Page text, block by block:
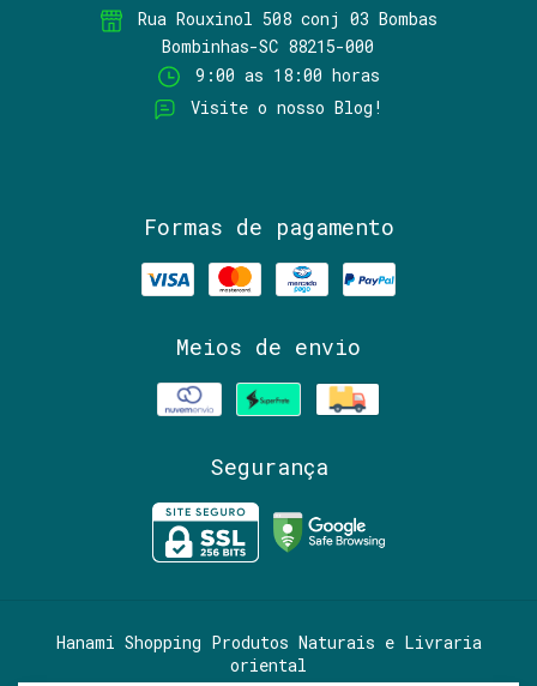
Rua Rouxinol 508 conj 03 Bombas
Bombinhas-SC 88215-000
9:00 as 18:00 horas
Visite o nosso Blog!
Formas de pagamento
Meios de envio
Segurança
Hanami Shopping Produtos Naturais e Livraria
oriental